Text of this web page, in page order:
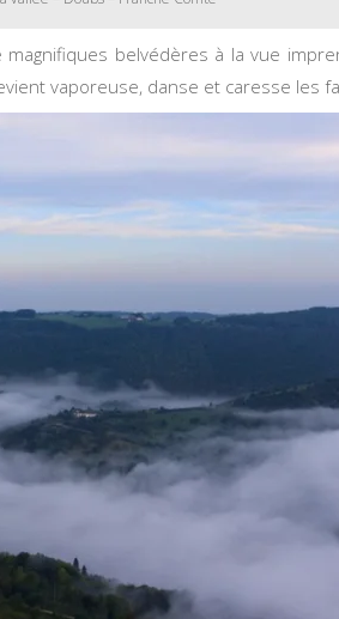
belvédères à la vue
vaporeuse, danse et caresse les